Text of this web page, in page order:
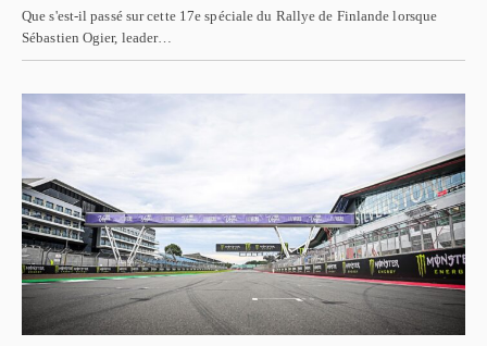
Que s'est-il passé sur cette 17e spéciale du Rallye de Finlande lorsque
Sébastien Ogier, leader…